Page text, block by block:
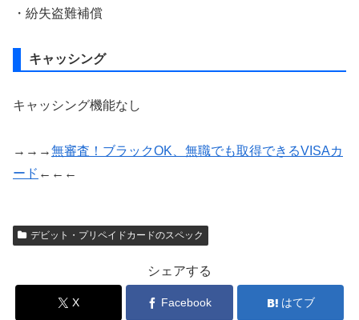
・紛失盗難補償
キャッシング
キャッシング機能なし
→→→無審査！ブラックOK、無職でも取得できるVISAカ
ード ←←←
デビット・プリペイドカードのスペック
シェアする
X Facebook はてブ